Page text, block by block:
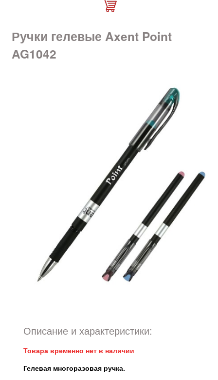
Ручки гелевые Axent Point
AG1042
Описание и характеристики:
Товара временно нет в наличии
Гелевая многоразовая ручка.